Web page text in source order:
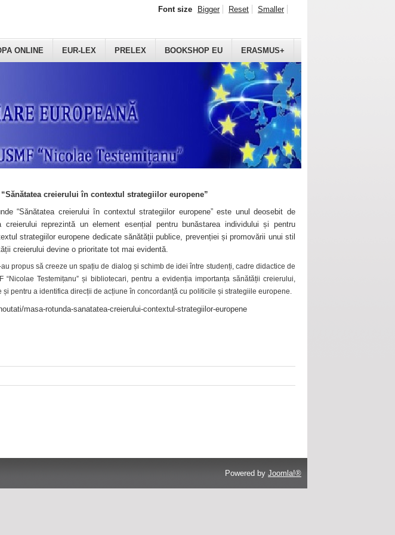
ONLINE EUR-LEX PRELEX BOOKSHOP EU ERASMUS+
Font size Bigger Reset Smaller
“Sănătatea creierului în contextul strategiilor europene”
“Sănătatea creierului în contextul strategiilor europene” este unul deosebit de
reprezintă un element esențial pentru bunăstarea individului și pentru
strategiilor europene dedicate sănătății publice, prevenției și promovării unui stil
creierului devine o prioritate tot mai evidentă.
propus să creeze un spațiu de dialog și schimb de idei între studenți, cadre didactice de
Testemițanu” și bibliotecari, pentru a evidenția importanța sănătății creierului,
pentru a identifica direcții de acțiune în concordanță cu politicile și strategiile europene.
masa-rotunda-sanatatea-creierului-contextul-strategiilor-europene
Powered by Joomla!®